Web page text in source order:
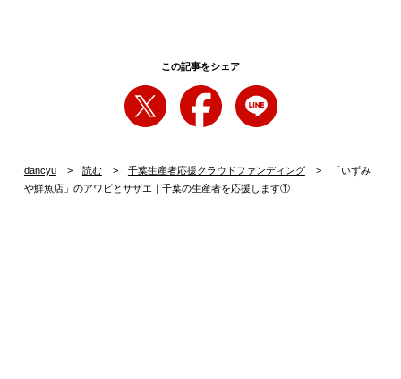
この記事をシェア
dancyu 読む 千葉生産者応援クラウドファンディング
「いずみ
や鮮魚店」のアワビとサザエ｜千葉の生産者を応援します①